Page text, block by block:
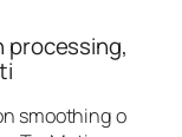
processing,
smoothing o